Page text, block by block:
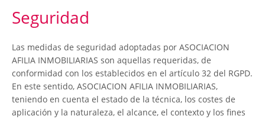
Seguridad
Las medidas de seguridad adoptadas por ASOCIACION
AFILIA INMOBILIARIAS son aquellas requeridas, de
conformidad con los establecidos en el artículo 32 del RGPD.
En este sentido, ASOCIACION AFILIA INMOBILIARIAS,
teniendo en cuenta el estado de la técnica, los costes de
aplicación y la naturaleza, el alcance, el contexto y los fines